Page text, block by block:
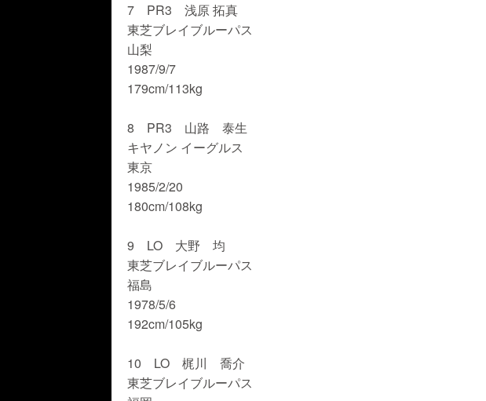
7 PR3 浅原 拓真
東芝ブレイブルーパス
山梨
1987/9/7
179cm/113kg
8 PR3 山路 泰生
キヤノン イーグルス
東京
1985/2/20
180cm/108kg
9 LO 大野 均
東芝ブレイブルーパス
福島
1978/5/6
192cm/105kg
10 LO 梶川 喬介
東芝ブレイブルーパス